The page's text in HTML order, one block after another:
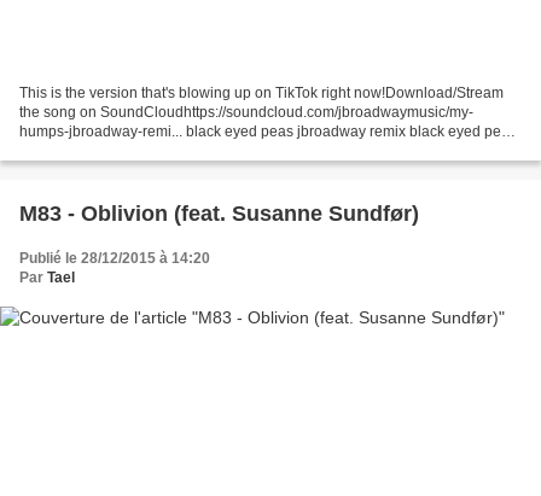
This is the version that's blowing up on TikTok right now!Download/Stream
the song on SoundCloudhttps://soundcloud.com/jbroadwaymusic/my-
humps-jbroadway-remi... black eyed peas jbroadway remix black eyed peas
v=Bc2n9ppNDcwStream...
M83 - Oblivion (feat. Susanne Sundfør)
Publié le 28/12/2015 à 14:20
Par Tael